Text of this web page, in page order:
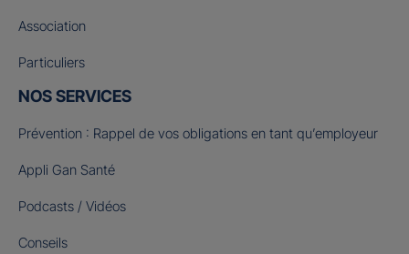
Association
Particuliers
NOS SERVICES
Prévention : Rappel de vos obligations en tant qu’employeur
Appli Gan Santé
Podcasts / Vidéos
Conseils